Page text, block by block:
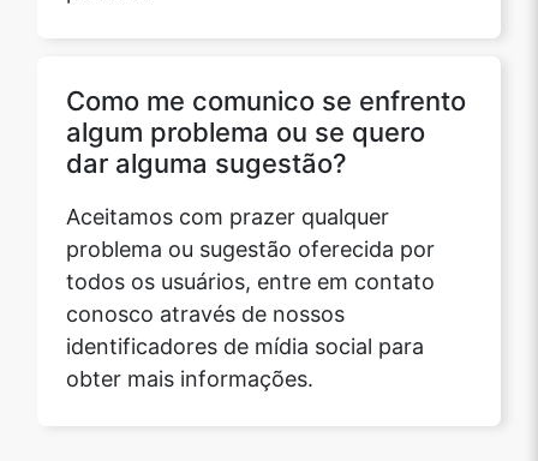
Como me comunico se enfrento
algum problema ou se quero
dar alguma sugestão?
Aceitamos com prazer qualquer
problema ou sugestão oferecida por
todos os usuários, entre em contato
conosco através de nossos
identificadores de mídia social para
obter mais informações.